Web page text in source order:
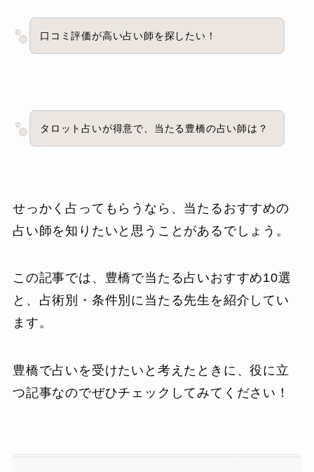
口コミ評価が高い占い師を探したい！
タロット占いが得意で、当たる豊橋の占い師は？
せっかく占ってもらうなら、当たるおすすめの
占い師を知りたいと思うことがあるでしょう。
この記事では、豊橋で当たる占いおすすめ10選
と、占術別・条件別に当たる先生を紹介してい
ます。
豊橋で占いを受けたいと考えたときに、役に立
つ記事なのでぜひチェックしてみてください！